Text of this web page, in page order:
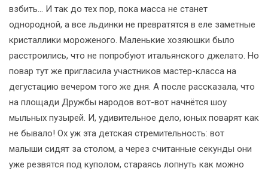
взбить… И так до тех пор, пока масса не станет
однородной, а все льдинки не превратятся в еле заметные
кристаллики мороженого. Маленькие хозяюшки было
расстроились, что не попробуют итальянского джелато. Но
повар тут же пригласила участников мастер-класса на
дегустацию вечером того же дня. А после рассказала, что
на площади Дружбы народов вот-вот начнётся шоу
мыльных пузырей. И, удивительное дело, юных поварят как
не бывало! Ох уж эта детская стремительность: вот
малыши сидят за столом, а через считанные секунды они
уже резвятся под куполом, стараясь лопнуть как можно